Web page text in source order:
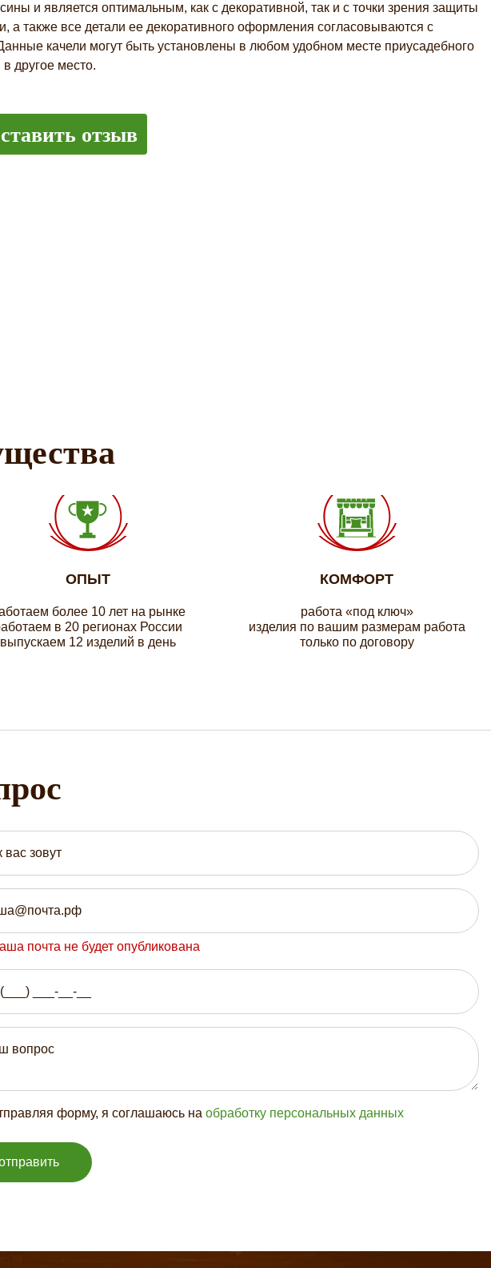
и является оптимальным, как с декоративной, так и с точки зрения защиты
а также все детали ее декоративного оформления согласовываются с
качели могут быть установлены в любом удобном месте приусадебного
другое место.
отзыв
ОПЫТ
более 10 лет на рынке
в 20 регионах России
выпускаем 12 изделий в день
КОМФОРТ
работа «под ключ»
изделия по вашим размерам работа
только по договору
почта не будет опубликована
форму, я соглашаюсь на обработку персональных данных